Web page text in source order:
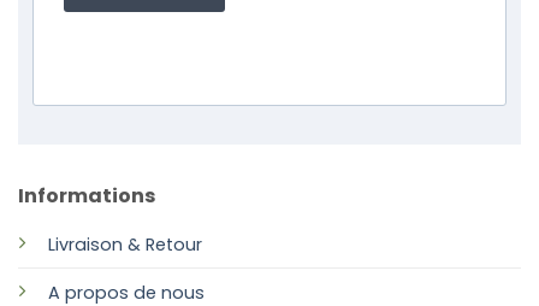
Informations
Livraison & Retour
A propos de nous